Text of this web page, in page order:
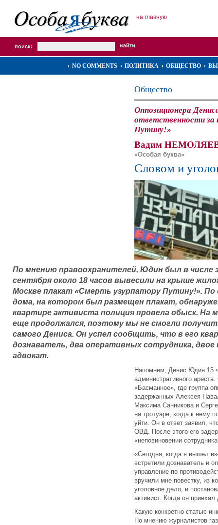
на главную
поиск:
NO COMMENTS ПОЛИТИКА ОБЩЕСТВО
Общество
Оппозиционера
ответственности за
Путину!»
Вадим
«Особая буква»
Словом и
По мнению правоохранителей, Юдин был в числе
сентября около 18 часов вывесили на крыше
Москве плакат «Смерть узурпатору Путину!». По
дома, на котором был размещен плакат,
квартире активиста полиция провела обыск. На
еще продолжался, поэтому мы не смогли
самого Дениса. Он успел сообщить, что в его
дознаватель, два оперативных сотрудника,
адвокат.
Напомним, Денис Юдин 15
административного
«Басманное», где группа
задержанных Алексея
Максима Санникова и
на тротуаре, когда к нему
уйти. Он в ответ заявил,
ОВД. После этого его
«неповиновении
«Сегодня, когда я вышел
встретили дознаватель и
управление по
вручили мне повестку, из
уголовное дело, и
активист. Когда он
Какую конкретно статью
По мнению журналистов